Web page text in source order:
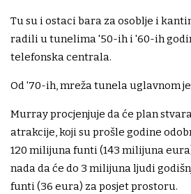
Tu su i ostaci bara za osoblje i
radili u tunelima '50-ih i '60-ih
telefonska centrala.
Od '70-ih, mreža tunela uglavnom
Murray procjenjuje da će plan
atrakcije, koji su prošle godine
120 milijuna funti (143 milijuna
nada da će do 3 milijuna ljudi
funti (36 eura) za posjet prostoru.